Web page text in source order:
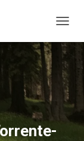
A
V
I
G
A